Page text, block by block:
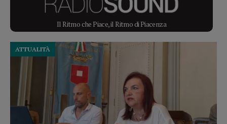
Il Ritmo che Piace, il Ritmo di Piacenza
ATTUALITÀ